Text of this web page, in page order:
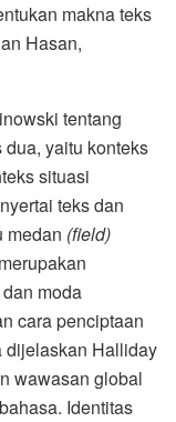
makna teks
Hasan,
tentang
yaitu konteks
situasi
teks dan
medan (field)
dan moda
cara penciptaan
dijelaskan Halliday
wawasan global
Identitas